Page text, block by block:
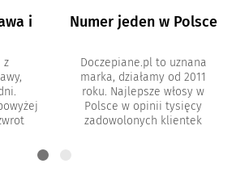
i
z
Numer jeden w Polsce
Doczepiane.pl to uznana
marka, działamy od 2011
roku. Najlepsze włosy w
Polsce w opinii tysięcy
zadowolonych klientek